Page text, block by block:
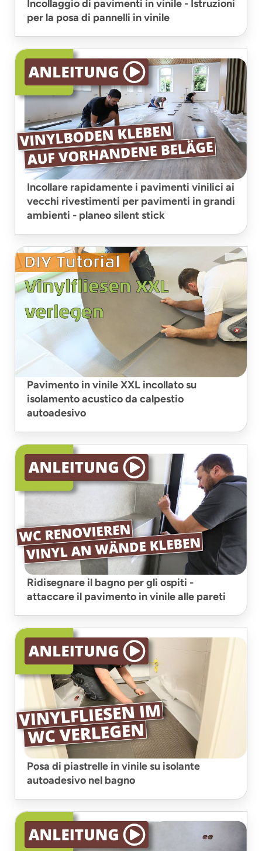
Incollaggio di pavimenti in vinile - Istruzioni
per la posa di pannelli in vinile
Incollare rapidamente i pavimenti vinilici ai
vecchi rivestimenti per pavimenti in grandi
ambienti - planeo silent stick
Pavimento in vinile XXL incollato su
isolamento acustico da calpestio
autoadesivo
Ridisegnare il bagno per gli ospiti -
attaccare il pavimento in vinile alle pareti
Posa di piastrelle in vinile su isolante
autoadesivo nel bagno